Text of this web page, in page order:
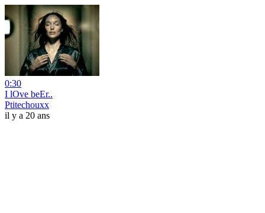
0:30
I lOve beEr..
Ptitechouxx
il y a 20 ans